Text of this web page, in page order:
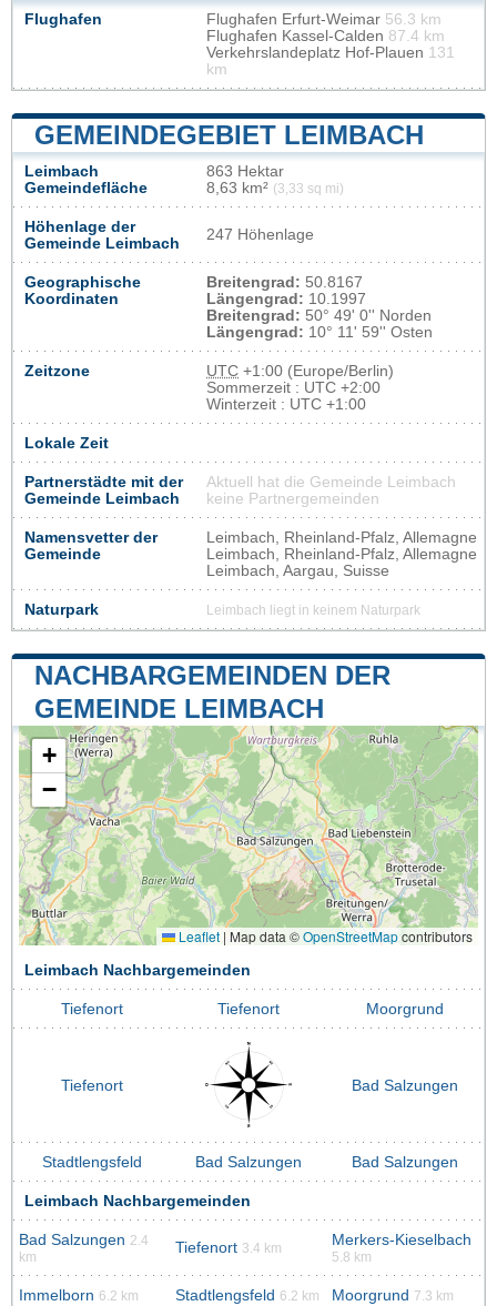
Flughafen Flughafen Erfurt-Weimar 56.3 km
Flughafen Kassel-Calden 87.4 km
Verkehrslandeplatz Hof-Plauen 131
km
GEMEINDEGEBIET LEIMBACH
Leimbach
Gemeindefläche
863 Hektar
8,63 km² (3,33 sq mi)
Höhenlage der
Gemeinde Leimbach
247 Höhenlage
Geographische
Koordinaten
Breitengrad: 50.8167
Längengrad: 10.1997
Breitengrad: 50° 49' 0'' Norden
Längengrad: 10° 11' 59'' Osten
Zeitzone UTC +1:00 (Europe/Berlin)
Sommerzeit : UTC +2:00
Winterzeit : UTC +1:00
Lokale Zeit
Partnerstädte mit der
Gemeinde Leimbach
Aktuell hat die Gemeinde Leimbach
keine Partnergemeinden
Namensvetter der
Gemeinde
Leimbach, Rheinland-Pfalz, Allemagne
Leimbach, Rheinland-Pfalz, Allemagne
Leimbach, Aargau, Suisse
Naturpark Leimbach liegt in keinem Naturpark
NACHBARGEMEINDEN DER
GEMEINDE LEIMBACH
+
−
Leaflet | Map data ©OpenStreetMapcontributors
Leimbach Nachbargemeinden
Tiefenort Tiefenort Moorgrund
Tiefenort Bad Salzungen
Stadtlengsfeld Bad Salzungen Bad Salzungen
Leimbach Nachbargemeinden
Bad Salzungen 2.4
km
Tiefenort 3.4 km Merkers-Kieselbach
5.8 km
Immelborn 6.2 km Stadtlengsfeld 6.2 km Moorgrund 7.3 km